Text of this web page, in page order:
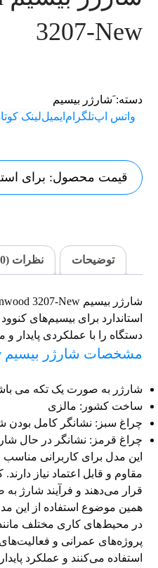
3207-New
دسته:َشارژر بیسیم
واتس اپتلگرام ایمیللینک
قیمت محصول: برای
توضیحات نظرات (0)
دستگاه را با عملکردی پایدار
مشخصات شارژر بیسیم Kenwood 3207-New :
شارژر به صورت یک تکه می
ساخت کشور: مالزی
چراغ سبز: نشانگر کامل بودن
چراغ قرمز: نشانگر در حال
این مدل برای کاربرانی
مقاوم و قابل اعتماد نیاز
قرار می‌دهند و فرآیند شارژ
همین موضوع استفاده از این
در محیط‌های کاری مختلف مانند
پروژه‌های عمرانی و
استفاده می‌کنند و عملکرد